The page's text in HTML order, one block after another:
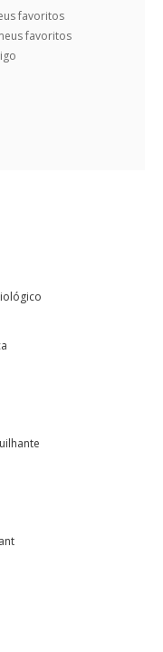
favoritos
favoritos